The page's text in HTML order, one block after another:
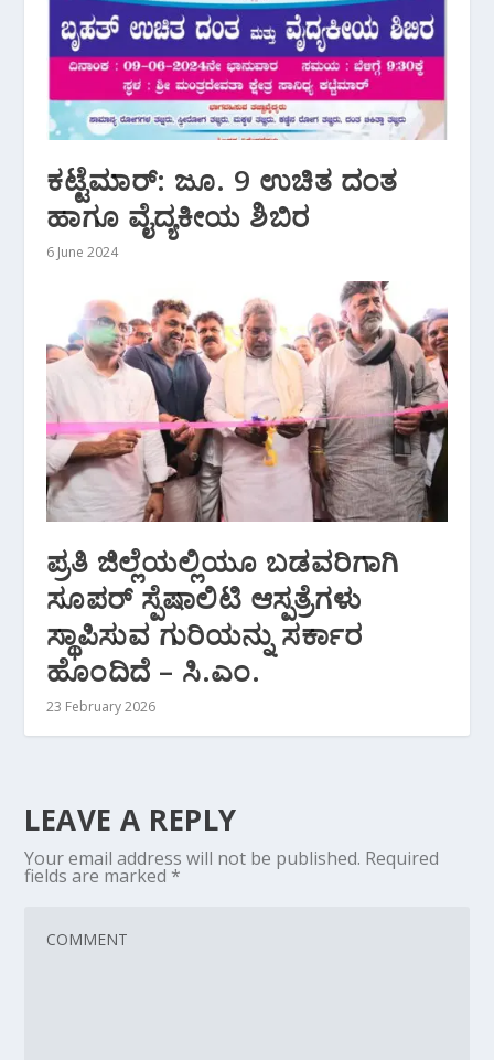
ಕಟ್ಟೆಮಾರ್: ಜೂ. 9 ಉಚಿತ ದಂತ
ಹಾಗೂ ವೈದ್ಯಕೀಯ ಶಿಬಿರ
6 June 2024
ಪ್ರತಿ ಜಿಲ್ಲೆಯಲ್ಲಿಯೂ ಬಡವರಿಗಾಗಿ
ಸೂಪರ್ ಸ್ಪೆಷಾಲಿಟಿ ಆಸ್ಪತ್ರೆಗಳು
ಸ್ಥಾಪಿಸುವ ಗುರಿಯನ್ನು ಸರ್ಕಾರ
ಹೊಂದಿದೆ – ಸಿ.ಎಂ.
23 February 2026
LEAVE A REPLY
Your email address will not be published. Required
fields are marked *